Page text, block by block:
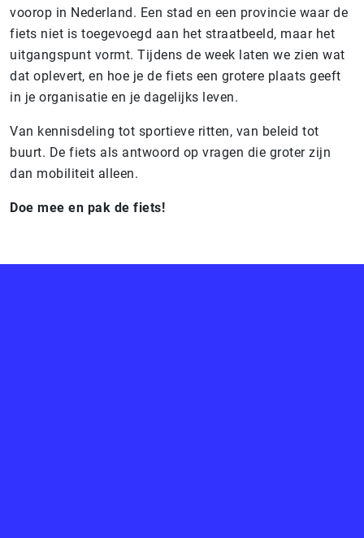
voorop in Nederland. Een stad en een provincie waar de
fiets niet is toegevoegd aan het straatbeeld, maar het
uitgangspunt vormt. Tijdens de week laten we zien wat
dat oplevert, en hoe je de fiets een grotere plaats geeft
in je organisatie en je dagelijks leven.
Van kennisdeling tot sportieve ritten, van beleid tot
buurt. De fiets als antwoord op vragen die groter zijn
dan mobiliteit alleen.
Doe mee en pak de fiets!